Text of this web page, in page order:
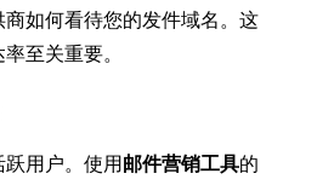
如何看待您的发件域名。这
至关重要。
用户。使用邮件营销工具的